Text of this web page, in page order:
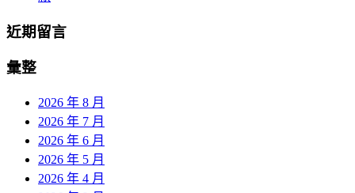
近期留言
彙整
2026 年 8 月
2026 年 7 月
2026 年 6 月
2026 年 5 月
2026 年 4 月